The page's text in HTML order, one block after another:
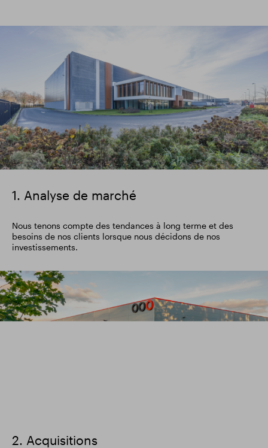
1. Analyse de marché
Nous tenons compte des tendances à long terme et des
besoins de nos clients lorsque nous décidons de nos
investissements.
image
2. Acquisitions